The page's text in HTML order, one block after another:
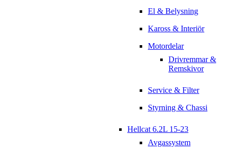
El & Belysning
Kaross & Interiör
Motordelar
Drivremmar &
Remskivor
Service & Filter
Styrning & Chassi
Hellcat 6.2L 15-23
Avgassystem